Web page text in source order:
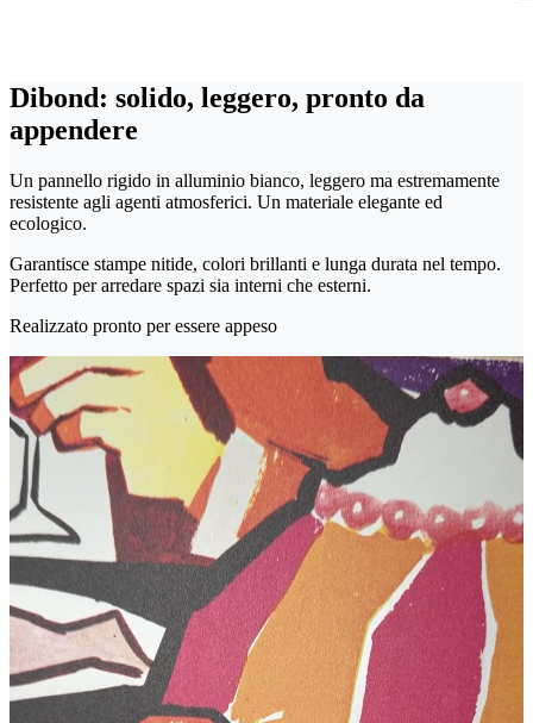
Dibond: solido, leggero, pronto da
appendere
Un pannello rigido in alluminio bianco, leggero ma estremamente
resistente agli agenti atmosferici. Un materiale elegante ed
ecologico.
Garantisce stampe nitide, colori brillanti e lunga durata nel tempo.
Perfetto per arredare spazi sia interni che esterni.
Realizzato pronto per essere appeso